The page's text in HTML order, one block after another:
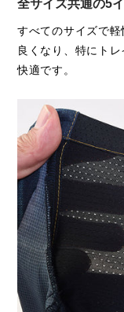
俵千香選手
着用：Mサイズ
168cm / 50kg
(ジャストシルエット)
全サイズ共通の5
すべてのサイズで
良くなり、特にト
快適です。